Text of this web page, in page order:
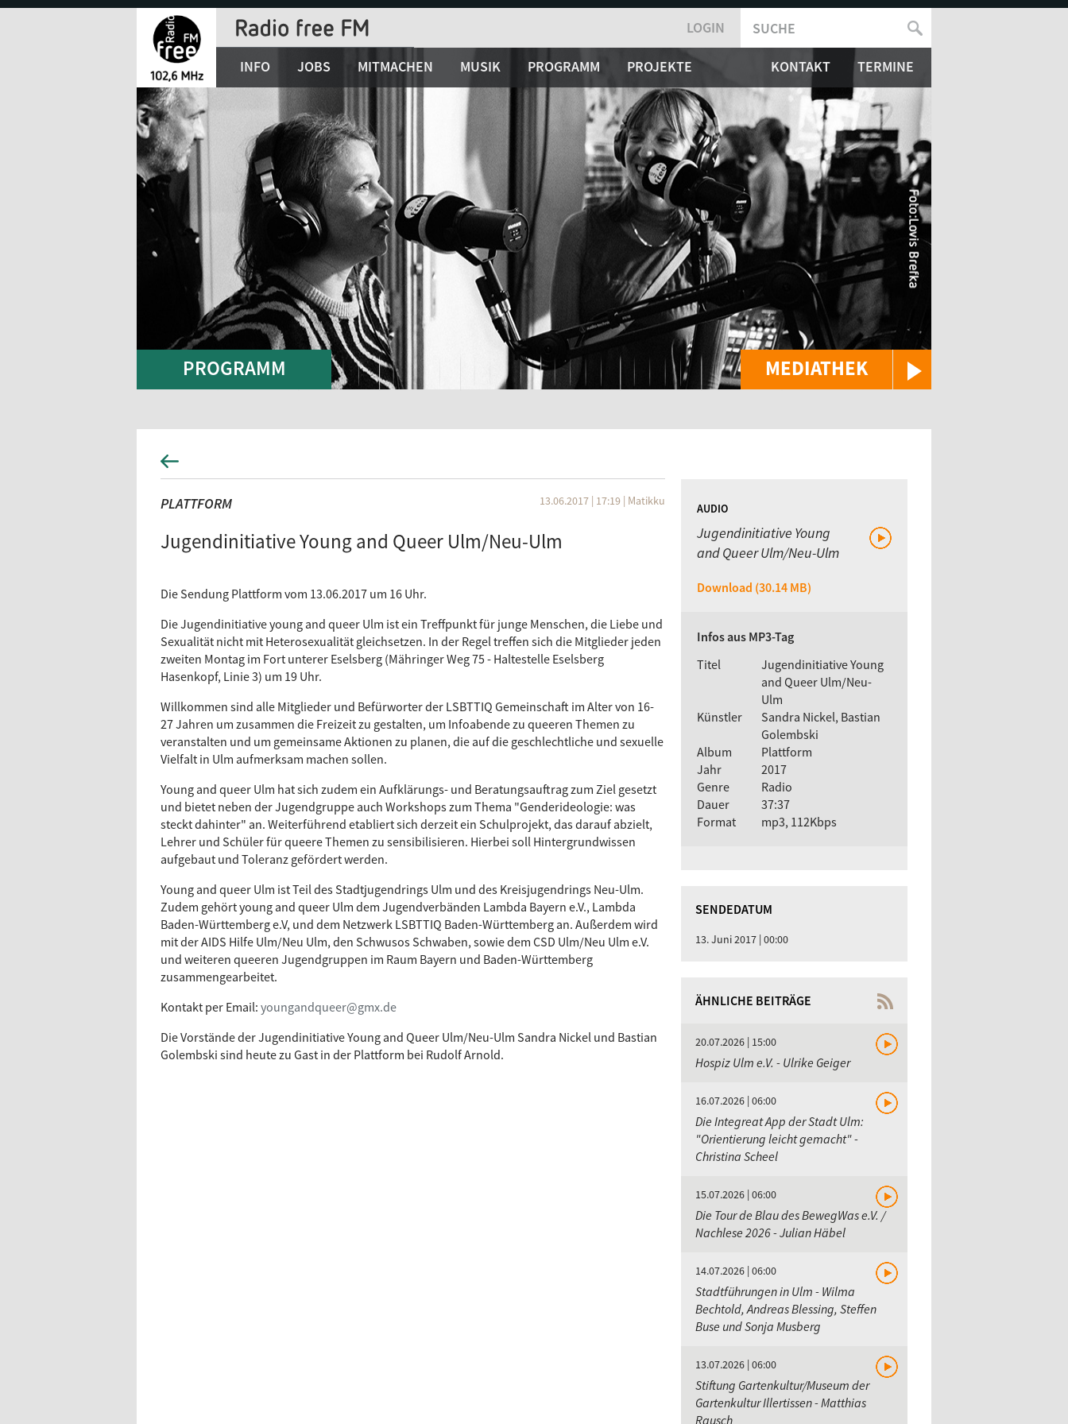
Jump
MEDIATHEK
LOGIN
SUCHFORMULAR
SUCHE
INFO JOBS MITMACHEN MUSIK PROGRAMM PROJEKTE KONTAKT TERMINE
PROGRAMM
PLATTFORM 13.06.2017 | 17:19 | Matikku
Jugendinitiative Young and Queer Ulm/Neu-Ulm
Die Sendung Plattform vom 13.06.2017 um 16 Uhr.
Die Jugendinitiative young and queer Ulm ist ein Treffpunkt für junge Menschen, die Liebe und
Sexualität nicht mit Heterosexualität gleichsetzen. In der Regel treffen sich die Mitglieder jeden
zweiten Montag im Fort unterer Eselsberg (Mähringer Weg 75 - Haltestelle Eselsberg
Hasenkopf, Linie 3) um 19 Uhr.
Willkommen sind alle Mitglieder und Befürworter der LSBTTIQ Gemeinschaft im Alter von 16-
27 Jahren um zusammen die Freizeit zu gestalten, um Infoabende zu queeren Themen zu
veranstalten und um gemeinsame Aktionen zu planen, die auf die geschlechtliche und sexuelle
Vielfalt in Ulm aufmerksam machen sollen.
Young and queer Ulm hat sich zudem ein Aufklärungs- und Beratungsauftrag zum Ziel gesetzt
und bietet neben der Jugendgruppe auch Workshops zum Thema "Genderideologie: was
steckt dahinter" an. Weiterführend etabliert sich derzeit ein Schulprojekt, das darauf abzielt,
Lehrer und Schüler für queere Themen zu sensibilisieren. Hierbei soll Hintergrundwissen
aufgebaut und Toleranz gefördert werden.
Young and queer Ulm ist Teil des Stadtjugendrings Ulm und des Kreisjugendrings Neu-Ulm.
Zudem gehört young and queer Ulm dem Jugendverbänden Lambda Bayern e.V., Lambda
Baden-Württemberg e.V, und dem Netzwerk LSBTTIQ Baden-Württemberg an. Außerdem wird
mit der AIDS Hilfe Ulm/Neu Ulm, den Schwusos Schwaben, sowie dem CSD Ulm/Neu Ulm e.V.
und weiteren queeren Jugendgruppen im Raum Bayern und Baden-Württemberg
zusammengearbeitet.
Kontakt per Email: youngandqueer@gmx.de
Die Vorstände der Jugendinitiative Young and Queer Ulm/Neu-Ulm Sandra Nickel und Bastian
Golembski sind heute zu Gast in der Plattform bei Rudolf Arnold.
AUDIO
Jugendinitiative Young
and Queer Ulm/Neu-Ulm
Download (30.14 MB)
Infos aus MP3-Tag
Titel
Jugendinitiative Young
and Queer Ulm/Neu-
Ulm
Künstler
Sandra Nickel, Bastian
Golembski
Album
Plattform
Jahr
2017
Genre
Radio
Dauer
37:37
Format
mp3, 112Kbps
SENDEDATUM
13. Juni 2017 | 00:00
ÄHNLICHE BEITRÄGE
20.07.2026 | 15:00
Hospiz Ulm e.V. - Ulrike Geiger
16.07.2026 | 06:00
Die Integreat App der Stadt Ulm:
"Orientierung leicht gemacht" -
Christina Scheel
15.07.2026 | 06:00
Die Tour de Blau des BewegWas e.V. /
Nachlese 2026 - Julian Häbel
14.07.2026 | 06:00
Stadtführungen in Ulm - Wilma
Bechtold, Andreas Blessing, Steffen
Buse und Sonja Musberg
13.07.2026 | 06:00
Stiftung Gartenkultur/Museum der
Gartenkultur Illertissen - Matthias
Rausch